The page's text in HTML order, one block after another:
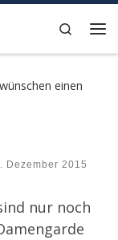
Search
einen
Dezember 2015
nur noch